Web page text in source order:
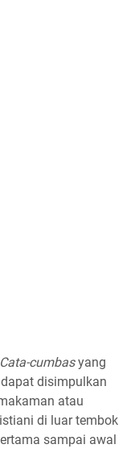
Cata-cumbasyang
disimpulkan
atau
di luar tembok
sampai awal